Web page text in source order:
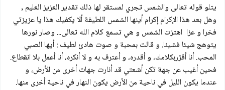
يتلو قوله تعالى والشمس تجري لمستقر لها ذلك تقدير العزيز العليم ,
وهل بعد هذا الإكرام إكرام أينها الشمس اللطيفة ألا يكفيك هذا يا عزيزتي
فخرا و عزا اهتزت الشمس و هي تسمع كلام الله تعالى... وصار نورها
يتوهج شيئا فشيئا. و قالت بمحبة و صوت هادئ لطيف : أيها الصبي
المحب. أنا أقژربكلامك، و أقدره، و أعترف به و لا أنكره، أنا أعمل بلا انقطاع.
فحين أغيب عن جهة تكن أشعتي قد أنارت جهات أخرى من الأرض، و
عندما يكون الليل في ناحية من الأرض يكون النهار في ناحية أخرى منها.